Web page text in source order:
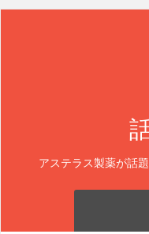
アステラス製薬が話